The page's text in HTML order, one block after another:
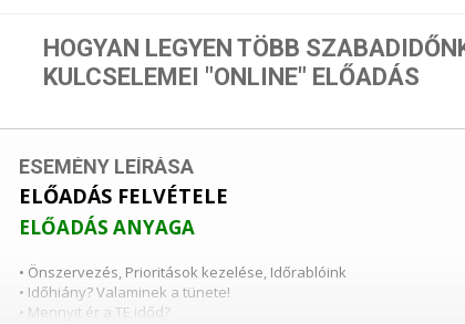
HOGYAN LEGYEN TÖBB
KULCSELEMEI "ONLINE" ELŐADÁS
ESEMÉNY LEÍRÁSA
ELŐADÁS FELVÉTELE
ELŐADÁS ANYAGA
• Önszervezés, Prioritások kezelése, Időrablóink
• Időhiány? Valaminek a tünete!
• Mennyit ér a TE időd?